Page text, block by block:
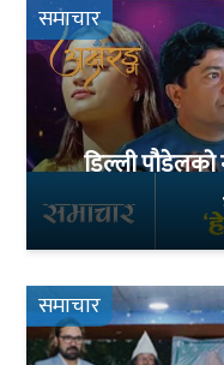
समाचार
डिल्ली पौडेलको
समाचार